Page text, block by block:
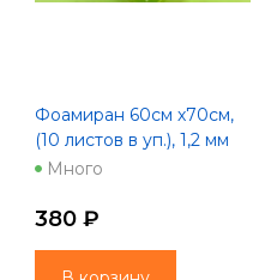
Фоамиран 60см х70см,
(10 листов в уп.), 1,2 мм
"Зефир" лаймовый пунш
Много
380 ₽